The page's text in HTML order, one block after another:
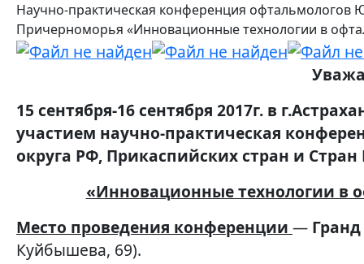
Научно-практическая конференция офтальмологов
Причерноморья «Инновационные технологии в
15 сентября-16 сентября 2017г. в
участием научно-практическая
округа РФ, Прикаспийских стран и
«Инновационные технологии в
Место проведения конференции —
Куйбышева, 69).